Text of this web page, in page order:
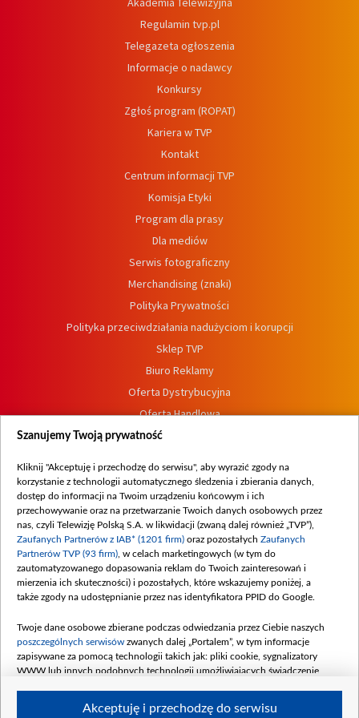
Regulamin tvp.pl
Telegazeta ogłoszenia
Informacje o nadawcy
Konkursy
Zgłoś program (ROPAT)
Kariera w TVP
Kontakt
Centrum informacji TVP
Komisja Etyki
Program dla prasy
Dla mediów
Serwis fotograficzny
Merchandising (znaki)
Polityka Prywatności
Polityka przeciwdziałania nadużyciom i korupcji
Sklep TVP
Biuro Reklamy
Oferta Dystrybucyjna
Oferta Handlowa
Dostępność
Procedura zgłoszeń wewnętrznych
Szanujemy Twoją prywatność
Kliknij "Akceptuję i przechodzę do serwisu", aby wyrazić zgody na
korzystanie z technologii automatycznego śledzenia i zbierania danych,
dostęp do informacji na Twoim urządzeniu końcowym i ich
przechowywanie oraz na przetwarzanie Twoich danych osobowych przez
nas, czyli Telewizję Polską S.A. w likwidacji (zwaną dalej również „TVP”),
Zaufanych Partnerów z IAB* (1201 firm) oraz pozostałych Zaufanych
Partnerów TVP (93 firm) , w celach marketingowych (w tym do
zautomatyzowanego dopasowania reklam do Twoich zainteresowań i
mierzenia ich skuteczności) i pozostałych, które wskazujemy poniżej, a
także zgody na udostępnianie przez nas identyfikatora PPID do Google.
Twoje dane osobowe zbierane podczas odwiedzania przez Ciebie naszych
poszczególnych serwisów zwanych dalej „Portalem”, w tym informacje
zapisywane za pomocą technologii takich jak: pliki cookie, sygnalizatory
WWW lub innych podobnych technologii umożliwiających świadczenie
Akceptuję i przechodzę do serwisu